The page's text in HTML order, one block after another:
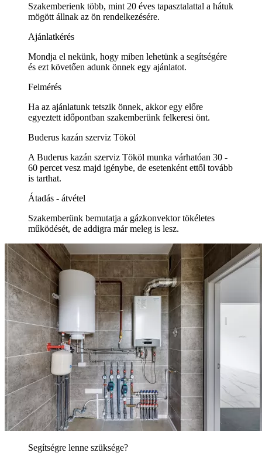
Szakemberienk több, mint 20 éves tapasztalattal a hátuk
mögött állnak az ön rendelkezésére.
Ajánlatkérés
Mondja el nekünk, hogy miben lehetünk a segítségére
és ezt követően adunk önnek egy ajánlatot.
Felmérés
Ha az ajánlatunk tetszik önnek, akkor egy előre
egyeztett időpontban szakemberünk felkeresi önt.
Buderus kazán szerviz Tököl
A Buderus kazán szerviz Tököl munka várhatóan 30 -
60 percet vesz majd igénybe, de esetenként ettől tovább
is tarthat.
Átadás - átvétel
Szakemberünk bemutatja a gázkonvektor tökéletes
működését, de addigra már meleg is lesz.
Segítségre lenne szüksége?